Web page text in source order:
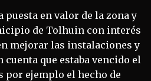
puesta en valor de la zona y
de Tolhuin con interés
mejorar las instalaciones y
que estaba vencido el
por ejemplo el hecho de